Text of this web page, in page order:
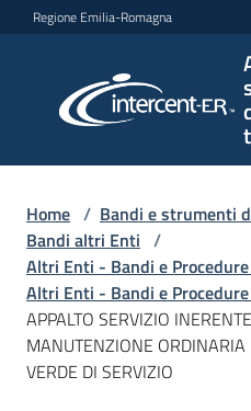
Vai al contenuto
Vai alla navigazione
Vai al footer
Regione Emilia-Romagna
per lo
sviluppo
L'Agenzia
Home / Bandi e strumenti
Bandi altri Enti /
Altri Enti - Bandi e
Altri Enti - Bandi e Procedure
APPALTO SERVIZIO
MANUTENZIONE
VERDE DI SERVIZIO